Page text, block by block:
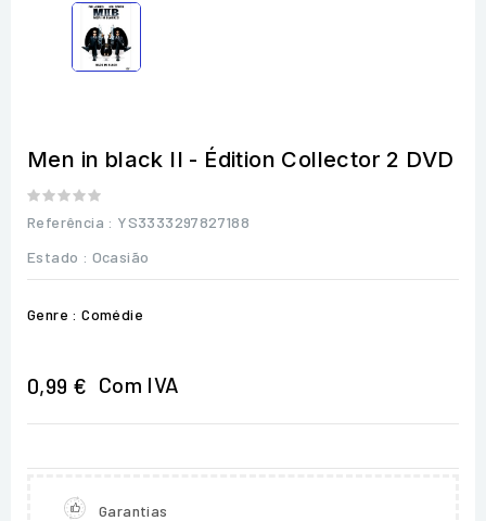
Men in black II - Édition Collector 2 DVD
Referência : YS3333297827188
Estado : Ocasião
Genre : Comédie
0,99 € Com IVA
Garantias